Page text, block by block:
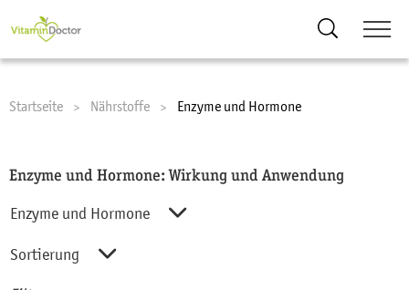
Startseite Nährstoffe Current:
Enzyme und Hormone
Enzyme und Hormone: Wirkung und Anwendung
Enzyme und Hormone
Alle Nährstoffe
Sortierung